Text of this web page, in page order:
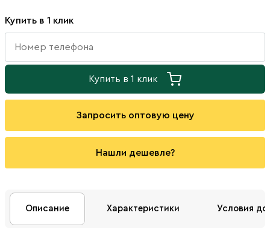
Купить в 1 клик
Купить в 1 клик
Запросить оптовую цену
Нашли дешевле?
Описание Характеристики Условия